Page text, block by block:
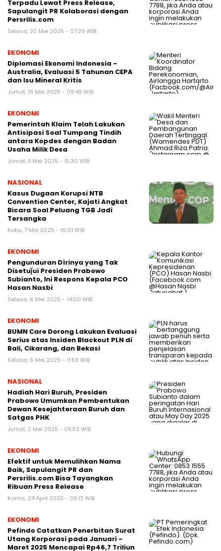
Terpadu Lewat Press Release,
Sapulangit PR Kolaborasi dengan
Persrilis.com
Selasa, 20 Mei 2025 - 07:29 WIB
EKONOMI
Diplomasi Ekonomi Indonesia –
Australia, Evaluasi 5 Tahunan CEPA
dan Isu Mineral Kritis
Jumat, 16 Mei 2025 - 09:49 WIB
EKONOMI
Pemerintah Klaim Telah Lakukan
Antisipasi Soal Tumpang Tindih
antara Kopdes dengan Badan
Usaha Milik Desa
Jumat, 9 Mei 2025 - 15:30 WIB
NASIONAL
Kasus Dugaan Korupsi NTB
Convention Center, Kajati Angkat
Bicara Soal Peluang TGB Jadi
Tersangka
Rabu, 7 Mei 2025 - 16:01 WIB
EKONOMI
Pengunduran Dìrinya yang Tak
Disetuǰui Presiden Prabowo
Subianto, Ini Respons Kepala PCO
Hasan Nasbi
Selasa, 6 Mei 2025 - 14:00 WIB
EKONOMI
BUMN Care Dorong Lakukan Evaluasi
Serius atas Insiden Blackout PLN di
Bali, Cikarang, dan Bekasi
Selasa, 6 Mei 2025 - 11:59 WIB
NASIONAL
Hadiah Hari Buruh, Presiden
Prabowo Umumkan Pembentukan
Dewan Kesejahteraan Buruh dan
Satgas PHK
Jumat, 2 Mei 2025 - 08:53 WIB
EKONOMI
Efektif untuk Memulihkan Nama
Baik, Sapulangit PR dan
Persrilis.com Bisa Tayangkan
Ribuan Press Release
Kamis, 24 April 2025 - 09:13 WIB
EKONOMI
Pefindo Catatkan Penerbitan Surat
Utang Korporasi pada Januari –
Maret 2025 Mencapai Rp46,7 Triliun